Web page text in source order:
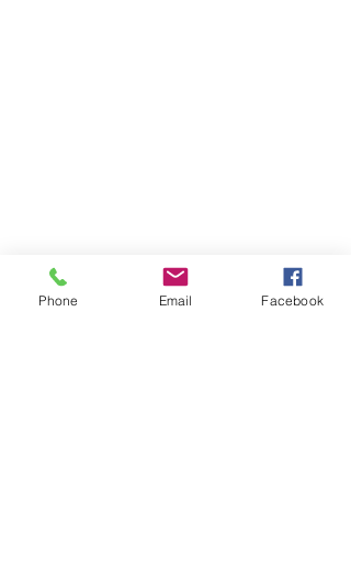
Phone Email Facebook